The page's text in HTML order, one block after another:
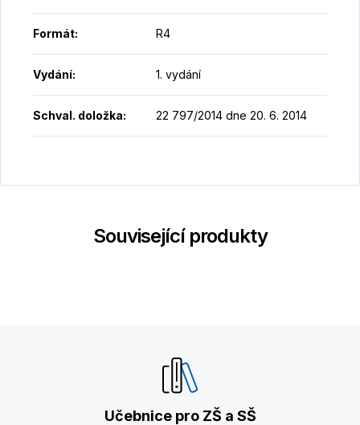
Formát: R4
Vydání: 1. vydání
Schval. doložka: 22 797/2014 dne 20. 6. 2014
Související produkty
Učebnice pro ZŠ a SŠ